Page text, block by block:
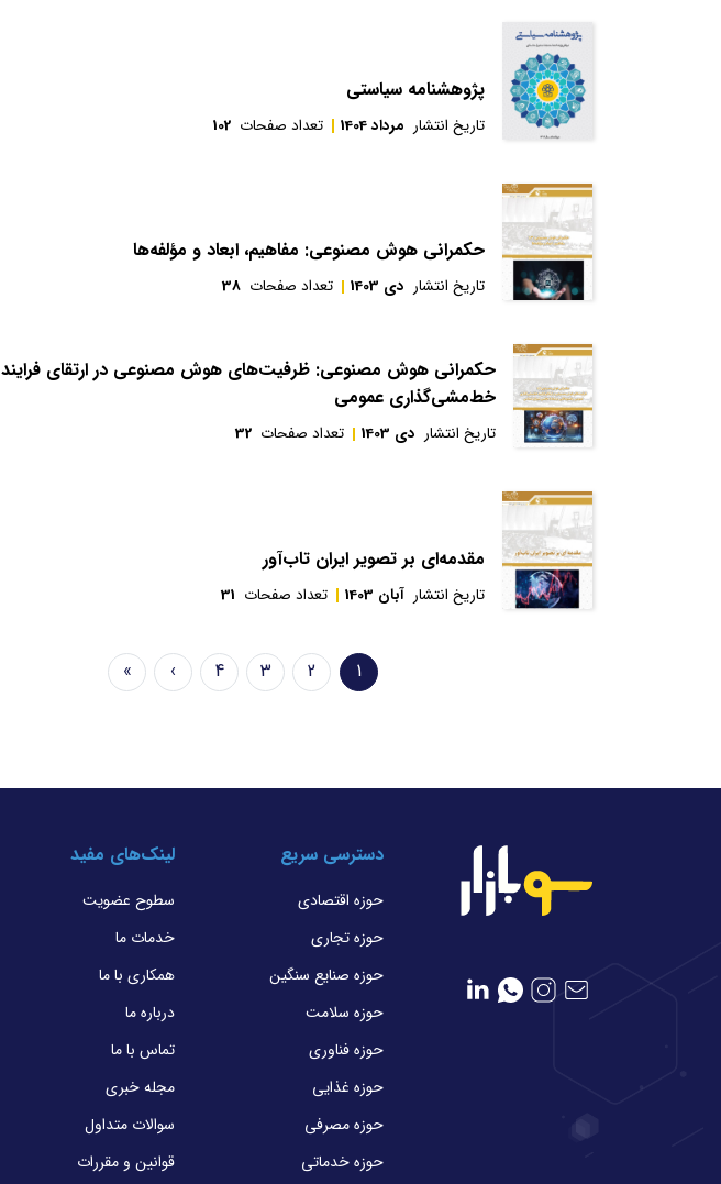
پژوهشنامه سیاستی
تاریخ انتشار مرداد 1404 تعداد صفحات 102
حکمرانی هوش مصنوعی: مفاهیم، ابعاد و مؤلفه‌ها
تاریخ انتشار دی 1403 تعداد صفحات 38
حکمرانی هوش مصنوعی: ظرفیت‌های هوش مصنوعی در ارتقای فرایند
خط‌مشی‌گذاری عمومی
تاریخ انتشار دی 1403 تعداد صفحات 32
مقدمه‌ای بر تصویر ایران تاب‌آور
تاریخ انتشار آبان 1403 تعداد صفحات 31
صفحه1
Page2
Page3
Page4
Next›
Last»
دسترسی سریع
حوزه اقتصادی
حوزه تجاری
حوزه صنایع سنگین
حوزه سلامت
حوزه فناوری
حوزه غذایی
حوزه مصرفی
حوزه خدماتی
لینک‌های مفید
سطوح عضویت
خدمات ما
همکاری با ما
درباره ما
تماس با ما
مجله خبری
سوالات متداول
قوانین و مقررات